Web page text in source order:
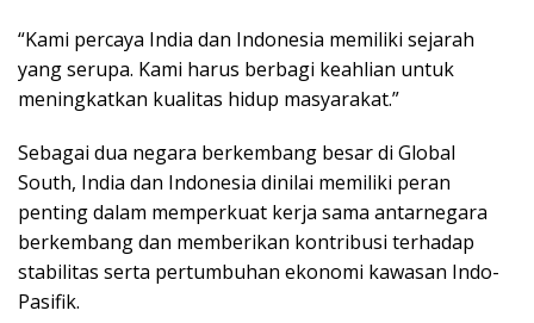
“Kami percaya India dan Indonesia memiliki sejarah
yang serupa. Kami harus berbagi keahlian untuk
meningkatkan kualitas hidup masyarakat.”
Sebagai dua negara berkembang besar di Global
South, India dan Indonesia dinilai memiliki peran
penting dalam memperkuat kerja sama antarnegara
berkembang dan memberikan kontribusi terhadap
stabilitas serta pertumbuhan ekonomi kawasan Indo-
Pasifik.